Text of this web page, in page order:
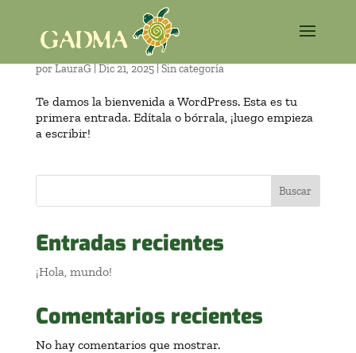
¡Hola, mundo!
porLauraG|Dic 21, 2025|Sin categoría
Te damos la bienvenida a WordPress. Esta es tu
primera entrada. Edítala o bórrala, ¡luego empieza
a escribir!
Buscar
Entradas recientes
¡Hola, mundo!
Comentarios recientes
No hay comentarios que mostrar.